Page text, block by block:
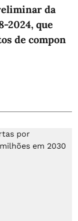
da
2024, que
de compon